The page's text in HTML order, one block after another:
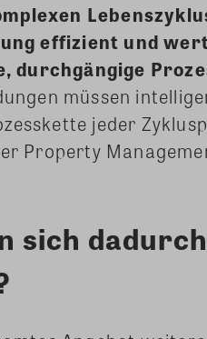
effizient und
durchgängige
müssen
jeder
Property
sich